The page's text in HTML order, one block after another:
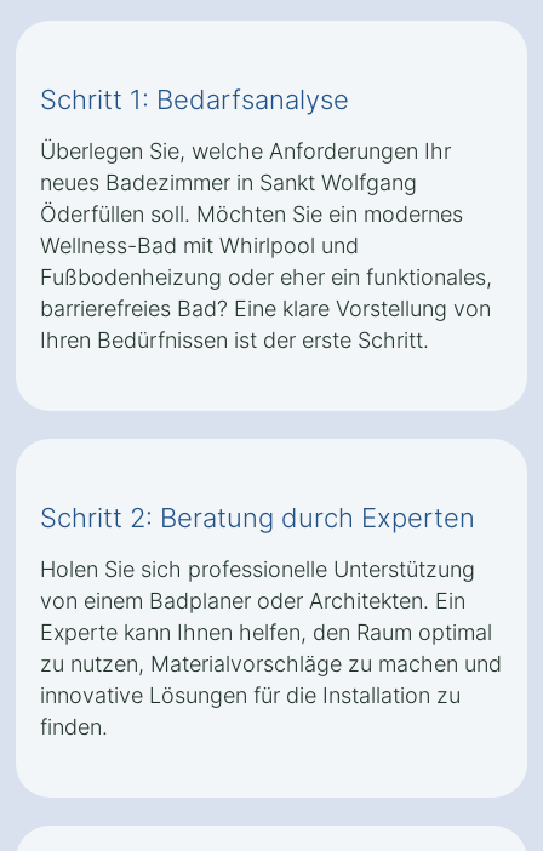
Schritt 1: Bedarfsanalyse
Überlegen Sie, welche Anforderungen Ihr
neues Badezimmer in Sankt Wolfgang
Öderfüllen soll. Möchten Sie ein modernes
Wellness-Bad mit Whirlpool und
Fußbodenheizung oder eher ein funktionales,
barrierefreies Bad? Eine klare Vorstellung von
Ihren Bedürfnissen ist der erste Schritt.
Schritt 2: Beratung durch Experten
Holen Sie sich professionelle Unterstützung
von einem Badplaner oder Architekten. Ein
Experte kann Ihnen helfen, den Raum optimal
zu nutzen, Materialvorschläge zu machen und
innovative Lösungen für die Installation zu
finden.